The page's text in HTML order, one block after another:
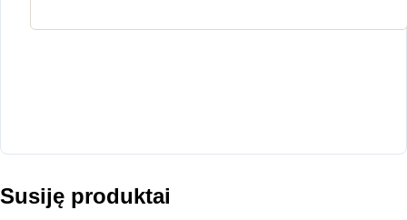
Susiję produktai